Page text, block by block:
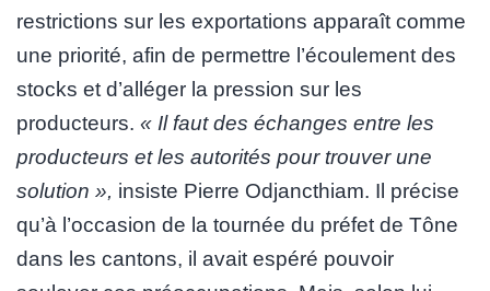
restrictions sur les exportations apparaît comme
une priorité, afin de permettre l’écoulement des
stocks et d’alléger la pression sur les
producteurs. « Il faut des échanges entre les
producteurs et les autorités pour trouver une
solution », insiste Pierre Odjancthiam. Il précise
qu’à l’occasion de la tournée du préfet de Tône
dans les cantons, il avait espéré pouvoir